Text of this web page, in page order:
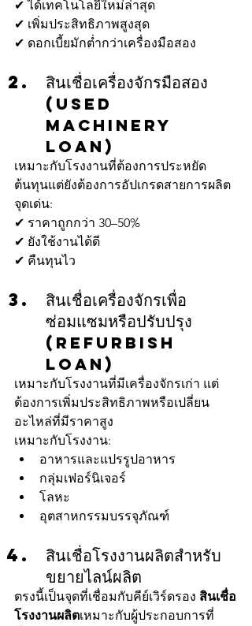
✔ ได้เทคโนโลยีใหม่ล่าสุด
✔ เพิ่มประสิทธิภาพสูงสุด
✔ ดอกเบี้ยมักต่ำกว่าเครื่องมือสอง
สินเชื่อเครื่องจักรมือสอง
(Used
Machinery
Loan)
เหมาะกับโรงงานที่ต้องการประหยัด
ต้นทุนแต่ยังต้องการอัปเกรดสายการผลิต
จุดเด่น:
✔ ราคาถูกกว่า 30–50%
✔ ยังใช้งานได้ดี
✔ คืนทุนไว
สินเชื่อเครื่องจักรเพื่อ
ซ่อมแซมหรือปรับปรุง
(Refurbish
Loan)
เหมาะกับโรงงานที่มีเครื่องจักรเก่า แต่
ต้องการเพิ่มประสิทธิภาพหรือเปลี่ยน
อะไหล่ที่มีราคาสูง
เหมาะกับโรงงาน:
อาหารและแปรรูปอาหาร
กลุ่มเฟอร์นิเจอร์
โลหะ
อุตสาหกรรมบรรจุภัณฑ์
สินเชื่อโรงงานผลิตสำหรับ
ขยายไลน์ผลิต
ตรงนี้เป็นจุดที่เชื่อมกับคีย์เวิร์ดรอง สินเชื่อ
โรงงานผลิตเหมาะกับผู้ประกอบการที่